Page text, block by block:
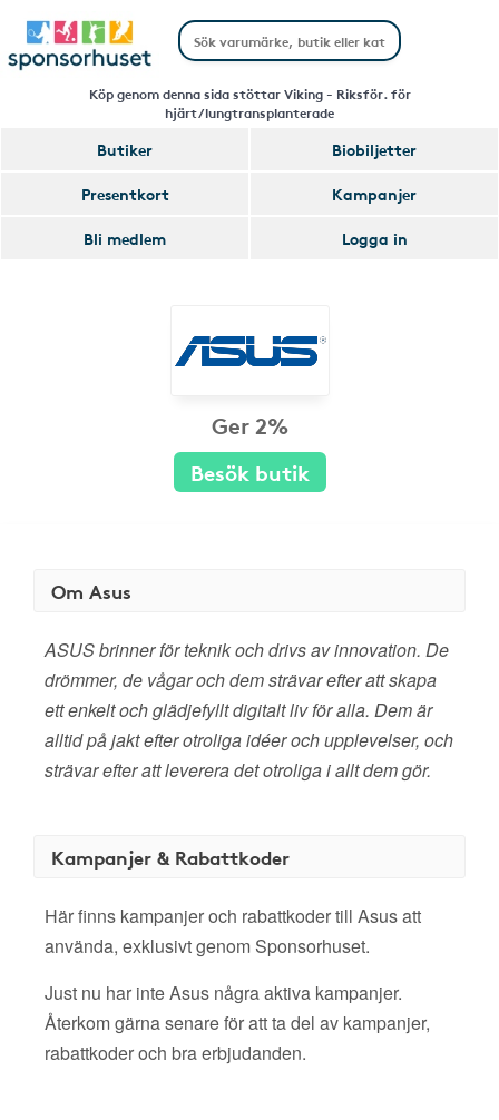
Köp genom denna sida stöttar Viking - Riksför. för
hjärt/lungtransplanterade
Butiker
Biobiljetter
Presentkort
Kampanjer
Bli medlem
Logga in
Ger 2%
Besök butik
Om Asus
ASUS brinner för teknik och drivs av innovation. De
drömmer, de vågar och dem strävar efter att skapa
ett enkelt och glädjefyllt digitalt liv för alla. Dem är
alltid på jakt efter otroliga idéer och upplevelser, och
strävar efter att leverera det otroliga i allt dem gör.
Kampanjer & Rabattkoder
Här finns kampanjer och rabattkoder till Asus att
använda, exklusivt genom Sponsorhuset.
Just nu har inte Asus några aktiva kampanjer.
Återkom gärna senare för att ta del av kampanjer,
rabattkoder och bra erbjudanden.